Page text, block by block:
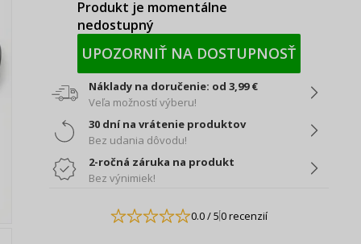
Produkt je momentálne
nedostupný
UPOZORNIŤ NA DOSTUPNOSŤ
Náklady na doručenie: od 3,99 €
Veľa možností výberu!
30 dní na vrátenie produktov
Bez udania dôvodu!
2-ročná záruka na produkt
Bez výnimiek!
0.0/ 50 recenzií